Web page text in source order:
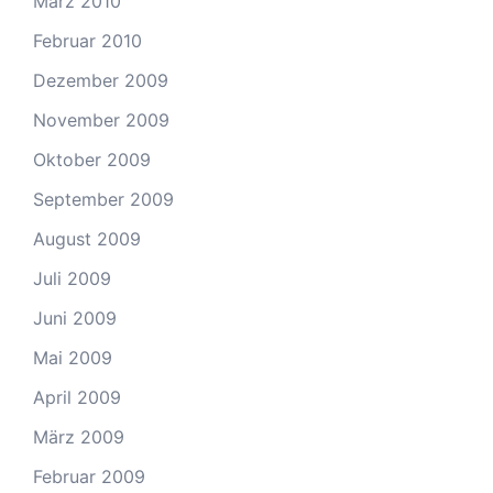
Februar 2010
Dezember 2009
November 2009
Oktober 2009
September 2009
August 2009
Juli 2009
Juni 2009
Mai 2009
April 2009
März 2009
Februar 2009